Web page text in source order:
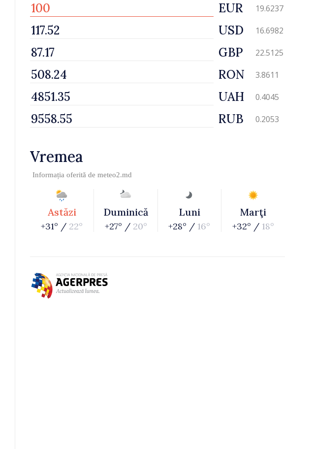
EUR 19.6237
USD 16.6982
GBP 22.5125
RON 3.8611
UAH 0.4045
RUB 0.2053
Vremea
Informația oferită de meteo2.md
Astăzi
+31° / 22°
Duminică
+27° / 20°
Luni
+28° / 16°
Marţi
+32° / 18°